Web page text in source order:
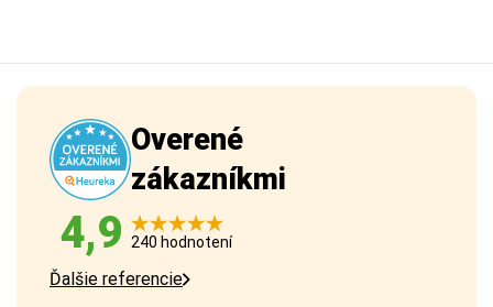
Overené
zákazníkmi
4,9 240 hodnotení
Ďalšie referencie